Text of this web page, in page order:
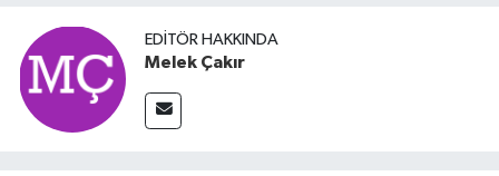
EDITÖR HAKKINDA
Melek Çakır